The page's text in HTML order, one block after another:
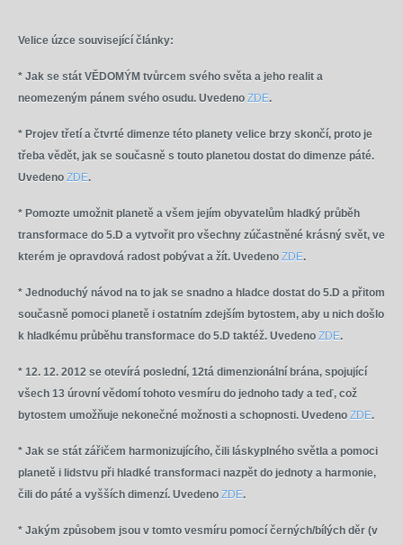
Velice úzce související články:
* Jak se stát VĚDOMÝM tvůrcem svého světa a jeho realit a
neomezeným pánem svého osudu. Uvedeno ZDE.
* Projev třetí a čtvrté dimenze této planety velice brzy skončí, proto je
třeba vědět, jak se současně s touto planetou dostat do dimenze páté.
Uvedeno ZDE.
* Pomozte umožnit planetě a všem jejím obyvatelům hladký průběh
transformace do 5.D a vytvořit pro všechny zúčastněné krásný svět, ve
kterém je opravdová radost pobývat a žít. Uvedeno ZDE.
* Jednoduchý návod na to jak se snadno a hladce dostat do 5.D a přitom
současně pomoci planetě i ostatním zdejším bytostem, aby u nich došlo
k hladkému průběhu transformace do 5.D taktéž. Uvedeno ZDE.
* 12. 12. 2012 se otevírá poslední, 12tá dimenzionální brána, spojující
všech 13 úrovní vědomí tohoto vesmíru do jednoho tady a teď, což
bytostem umožňuje nekonečné možnosti a schopnosti. Uvedeno ZDE.
* Jak se stát zářičem harmonizujícího, čili láskyplného světla a pomoci
planetě i lidstvu při hladké transformaci nazpět do jednoty a harmonie,
čili do páté a vyšších dimenzí. Uvedeno ZDE.
* Jakým způsobem jsou v tomto vesmíru pomocí černých/bílých děr (v